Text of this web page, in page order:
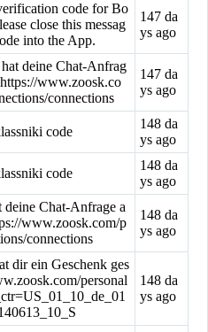
code for Bo
close this messag
into the App.
147 da
ys ago
deine Chat-Anfrag
www.zoosk.co
connections
147 da
ys ago
code
148 da
ys ago
code
148 da
ys ago
Chat-Anfrage a
www.zoosk.com/p
connections
148 da
ys ago
dir ein Geschenk ges
personal
148 da
ys ago